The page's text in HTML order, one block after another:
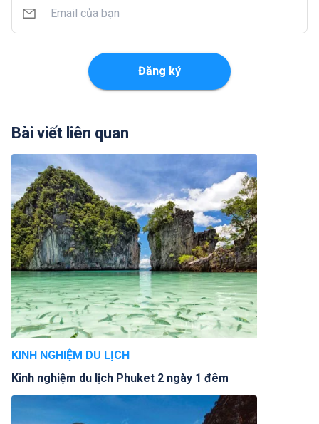
Đăng ký
Bài viết liên quan
KINH NGHIỆM DU LỊCH
Kinh nghiệm du lịch Phuket 2 ngày 1 đêm